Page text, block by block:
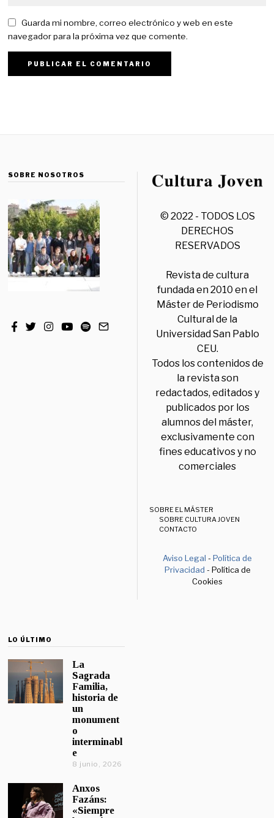
Guarda mi nombre, correo electrónico y web en este
navegador para la próxima vez que comente.
SOBRE NOSOTROS
© 2022 - TODOS LOS
DERECHOS
RESERVADOS
Revista de cultura
fundada en 2010 en el
Máster de Periodismo
Cultural de la
Universidad San Pablo
CEU.
Todos los contenidos de
la revista son
redactados, editados y
publicados por los
alumnos del máster,
exclusivamente con
fines educativos y no
comerciales
SOBRE EL MÁSTER
SOBRE CULTURA JOVEN
CONTACTO
Aviso Legal -Política de
Privacidad - Política de
Cookies
LO ÚLTIMO
La
Sagrada
Familia,
historia de
un
monument
o
interminabl
e
8 junio, 2026
Anxos
Fazáns:
«Siempre